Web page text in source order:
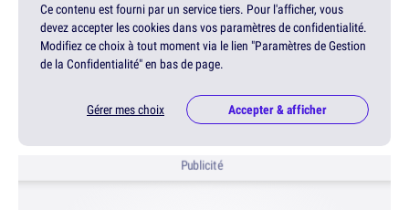
Ce contenu est fourni par un service tiers. Pour l'afficher, vous
devez accepter les cookies dans vos paramètres de confidentialité.
Modifiez ce choix à tout moment via le lien "Paramètres de Gestion
de la Confidentialité" en bas de page.
Gérer mes choix Accepter & afficher
Publicité